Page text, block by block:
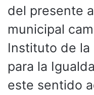
del presente
municipal
Instituto de la
para la
este sentido